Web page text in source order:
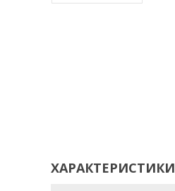
ХАРАКТЕРИСТИКИ